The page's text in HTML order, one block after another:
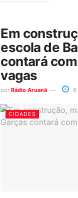
Em
escola de
contará
vagas
por Rádio Aruanã 8
CIDADES